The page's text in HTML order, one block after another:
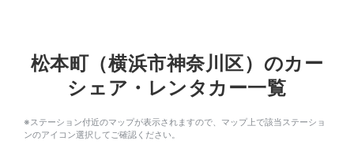
松本町（横浜市神奈川区）のカー
シェア・レンタカー一覧
※ステーション付近のマップが表示されますので、マップ上で該当ステーショ
ンのアイコン選択してご確認ください。
特集
アプリの使い方